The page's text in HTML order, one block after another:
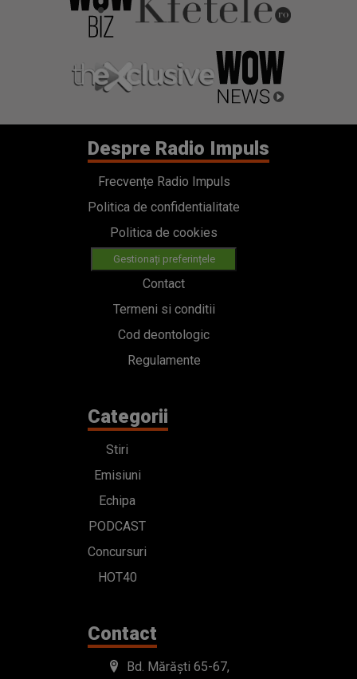
Despre Radio Impuls
Frecvențe Radio Impuls
Politica de confidentialitate
Politica de cookies
Gestionați preferințele
Contact
Termeni si conditii
Cod deontologic
Regulamente
Categorii
Stiri
Emisiuni
Echipa
PODCAST
Concursuri
HOT40
Contact
Bd. Mărăști 65-67,